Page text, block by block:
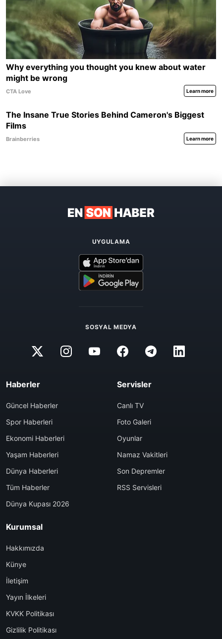
UYGULAMA
SOSYAL MEDYA
Haberler
Güncel Haberler
Spor Haberleri
Ekonomi Haberleri
Yaşam Haberleri
Dünya Haberleri
Tüm Haberler
Dünya Kupası 2026
Servisler
Canlı TV
Foto Galeri
Oyunlar
Namaz Vakitleri
Son Depremler
RSS Servisleri
Kurumsal
Hakkımızda
Künye
İletişim
Yayın İlkeleri
KVKK Politikası
Gizlilik Politikası